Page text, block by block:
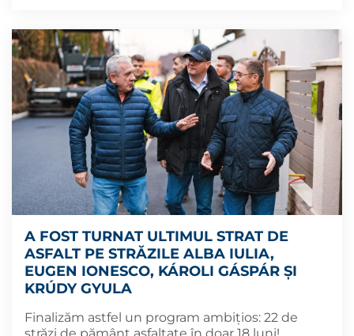
A FOST TURNAT ULTIMUL STRAT DE
ASFALT PE STRĂZILE ALBA IULIA,
EUGEN IONESCO, KÁROLI GÁSPÁR ȘI
KRÚDY GYULA
Finalizăm astfel un program ambițios: 22 de